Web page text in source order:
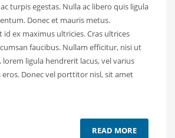
turpis egestas. Nulla ac libero quis ligula
Donec et mauris metus.
ex maximus ultricies. Cras ultrices
faucibus. Nullam efficitur, nisi ut
lorem ligula hendrerit lacus, vel varius
Donec vel porttitor nisl, sit amet
READ MORE